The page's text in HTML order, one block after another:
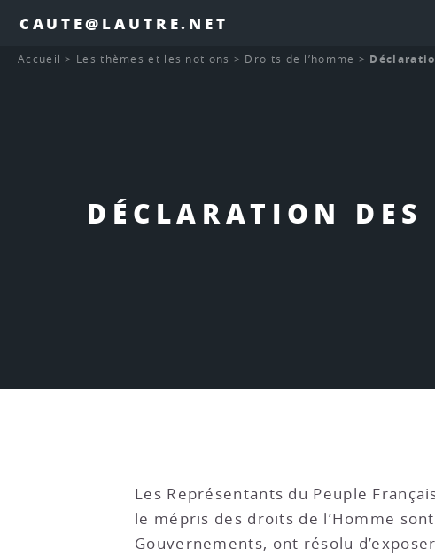
CAUTE@LAUTRE.NET
DÉCLARATION
Accueil > Les thèmes et les notions > Droits de l’homme >
Les Représentants du Peuple
le mépris des droits de l’Homme
Gouvernements, ont résolu